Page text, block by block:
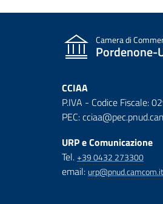
Camera di
Pordenone-
CCIAA
P.IVA - Codice Fiscale:
PEC:
URP e Comunicazione
Tel.+39 0432 273300
email: urp@pnud.camcom.it